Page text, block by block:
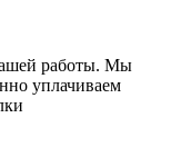
работы. Мы
уплачиваем